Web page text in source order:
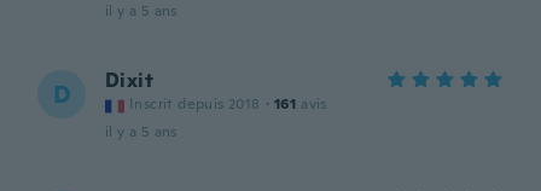
il y a 5 ans
D Dixit
Inscrit depuis 2018 · 161 avis
il y a 5 ans